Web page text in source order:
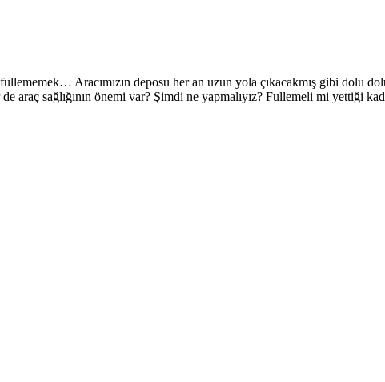
Aracımızın deposu her an uzun yola çıkacakmış gibi dolu
araç sağlığının önemi var? Şimdi ne yapmalıyız? Fullemeli mi yettiği